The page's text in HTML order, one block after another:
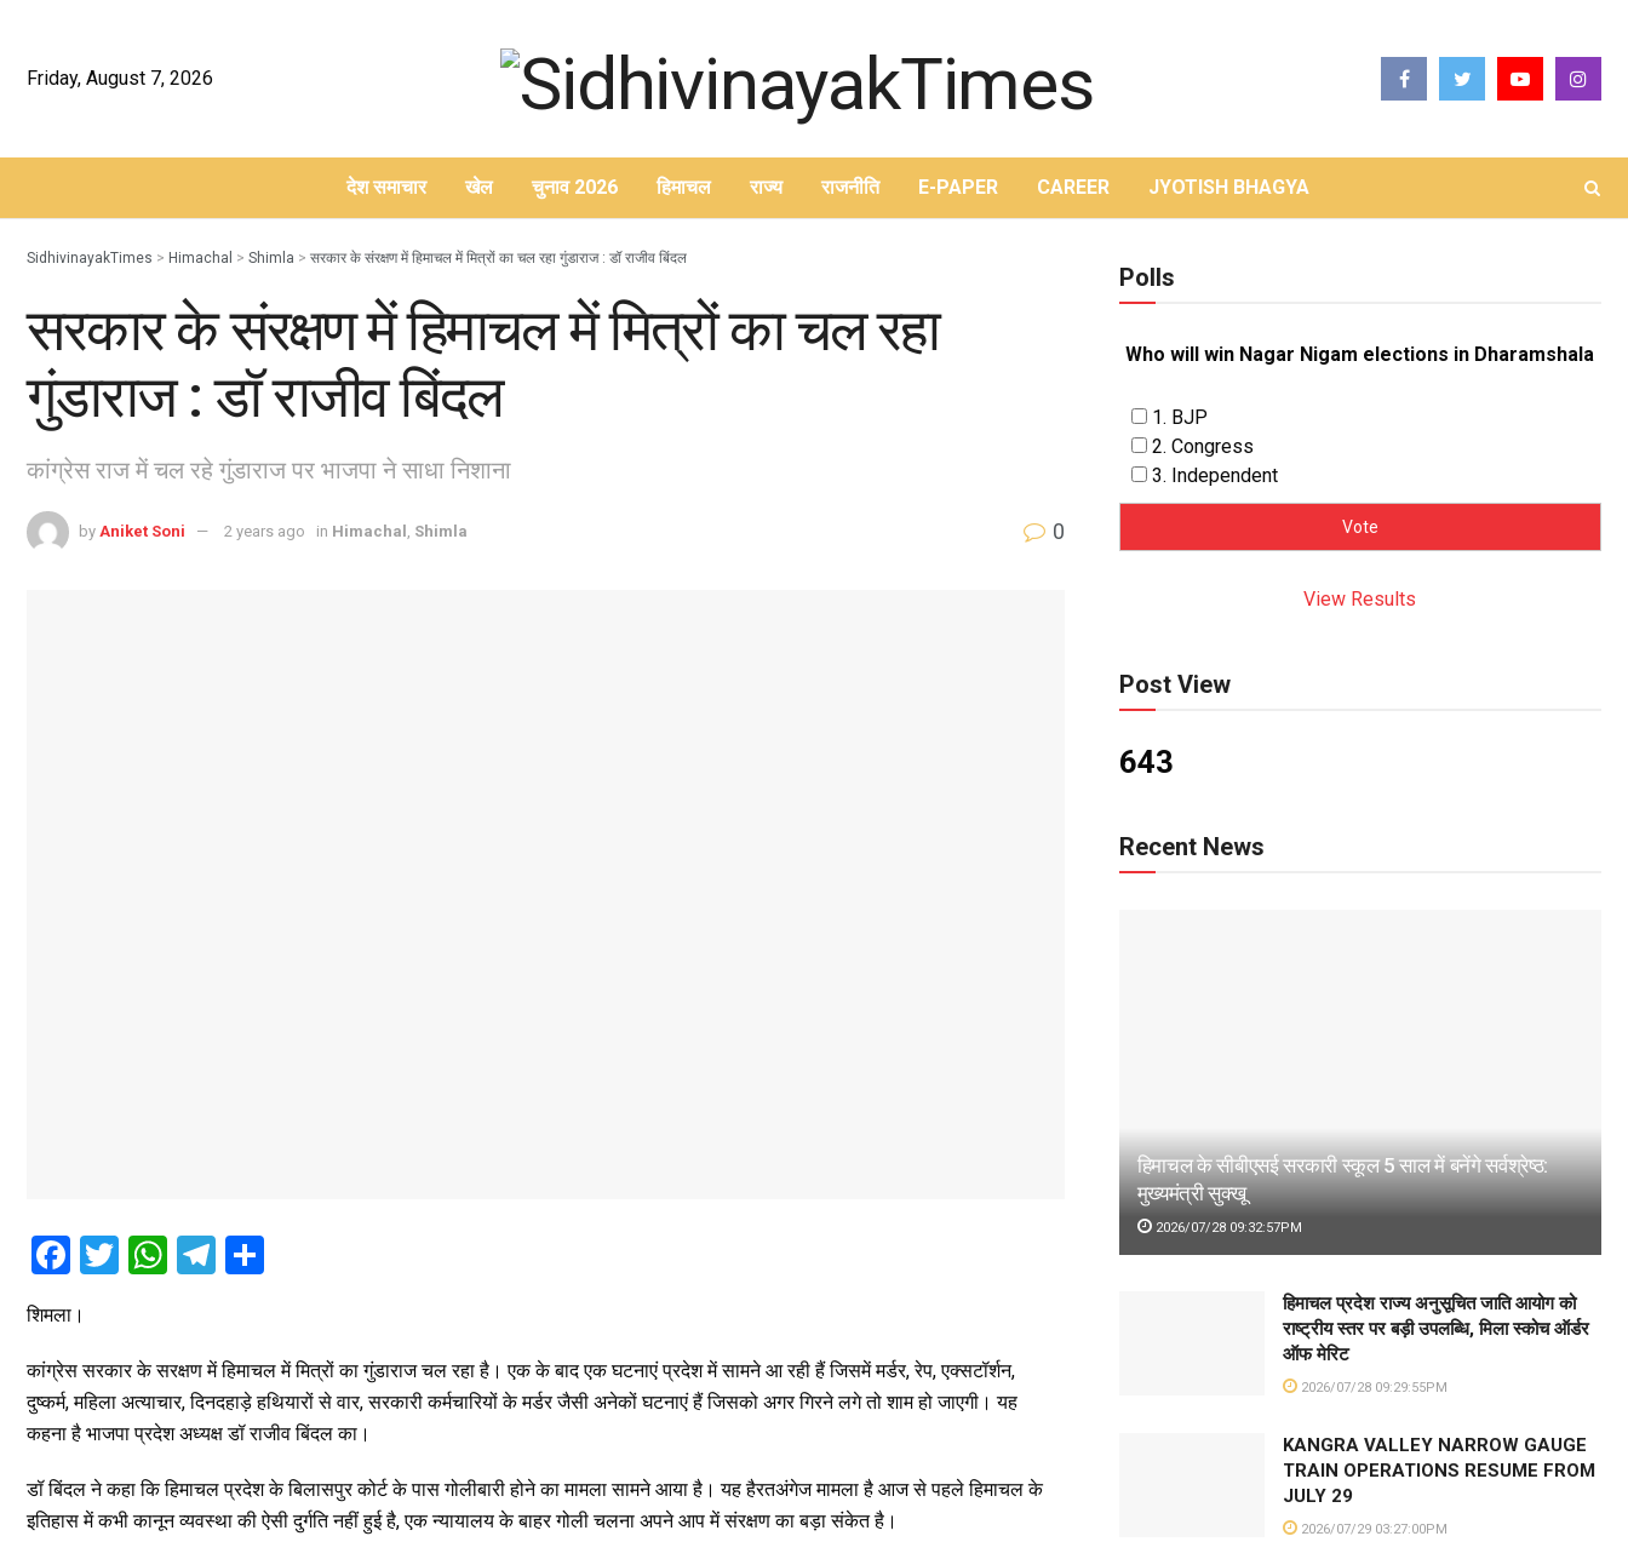
Friday, August 7, 2026
देश समाचार खेल चुनाव 2026 हिमाचल राज्य राजनीति E-PAPER CAREER JYOTISH BHAGYA
SidhivinayakTimes > Himachal > Shimla > सरकार के संरक्षण में हिमाचल में मित्रों का चल रहा गुंडाराज : डॉ राजीव बिंदल
सरकार के संरक्षण में हिमाचल में मित्रों का चल रहा
गुंडाराज : डॉ राजीव बिंदल
कांग्रेस राज में चल रहे गुंडाराज पर भाजपा ने साधा निशाना
by Aniket Soni 2 years ago in Himachal , Shimla 0
F
ce
b
o
o
k
T
er
W
s
A
p
p
T
gr
a
m
e
शिमला।
कांग्रेस सरकार के सरक्षण में हिमाचल में मित्रों का गुंडाराज चल रहा है। एक के बाद एक घटनाएं प्रदेश में सामने आ रही हैं जिसमें मर्डर, रेप, एक्सटॉर्शन,
दुष्कर्म, महिला अत्याचार, दिनदहाड़े हथियारों से वार, सरकारी कर्मचारियों के मर्डर जैसी अनेकों घटनाएं हैं जिसको अगर गिरने लगे तो शाम हो जाएगी। यह
कहना है भाजपा प्रदेश अध्यक्ष डॉ राजीव बिंदल का।
डॉ बिंदल ने कहा कि हिमाचल प्रदेश के बिलासपुर कोर्ट के पास गोलीबारी होने का मामला सामने आया है। यह हैरतअंगेज मामला है आज से पहले हिमाचल के
इतिहास में कभी कानून व्यवस्था की ऐसी दुर्गति नहीं हुई है, एक न्यायालय के बाहर गोली चलना अपने आप में संरक्षण का बड़ा संकेत है।
Polls
Who will win Nagar Nigam elections in Dharamshala
1. BJP
2. Congress
3. Independent
View Results
Post View
643
Recent News
हिमाचल के सीबीएसई सरकारी स्कूल 5 साल में बनेंगे सर्वश्रेष्ठ:
मुख्यमंत्री सुक्खू
2026/07/28 09:32:57PM
हिमाचल प्रदेश राज्य अनुसूचित जाति आयोग को
राष्ट्रीय स्तर पर बड़ी उपलब्धि, मिला स्कोच ऑर्डर
ऑफ मेरिट
2026/07/28 09:29:55PM
KANGRA VALLEY NARROW GAUGE
TRAIN OPERATIONS RESUME FROM
JULY 29
2026/07/29 03:27:00PM